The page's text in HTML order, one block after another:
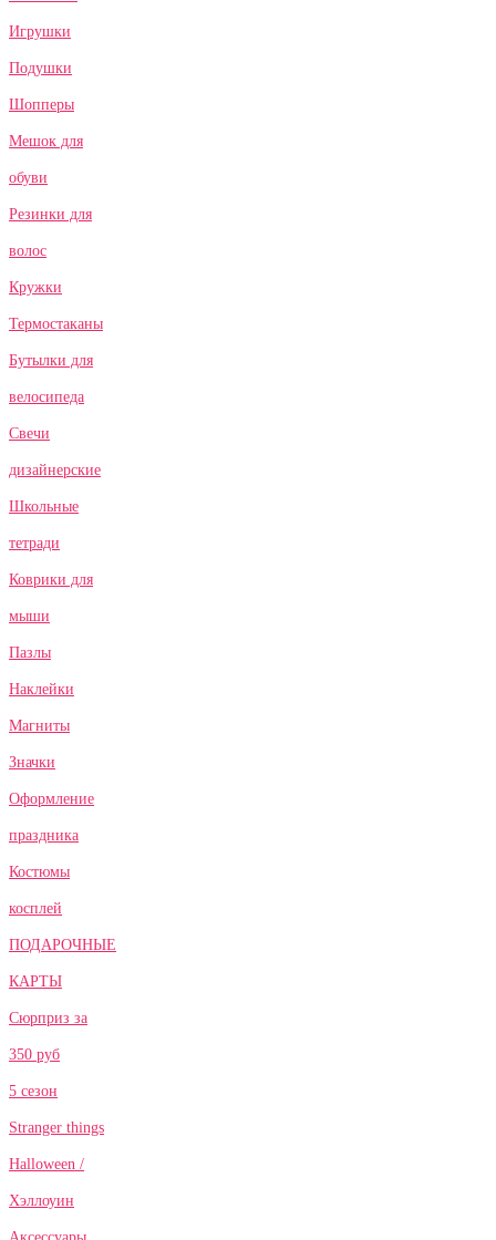
Игрушки
Подушки
Шопперы
Мешок для
обуви
Резинки для
волос
Кружки
Термостаканы
Бутылки для
велосипеда
Свечи
дизайнерские
Школьные
тетради
Коврики для
мыши
Пазлы
Наклейки
Магниты
Значки
Оформление
праздника
Костюмы
косплей
ПОДАРОЧНЫЕ
КАРТЫ
Сюрприз за
350 руб
5 сезон
Stranger things
Halloween /
Хэллоуин